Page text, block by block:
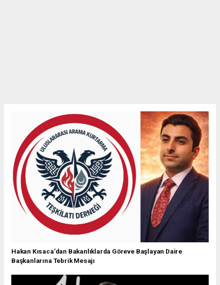
Hakan Kısaca’dan Bakanlıklarda Göreve Başlayan Daire
Başkanlarına Tebrik Mesajı